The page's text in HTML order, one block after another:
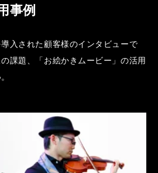
事例
入された顧客様のインタビューで
課題、「お絵かきムービー」の活用